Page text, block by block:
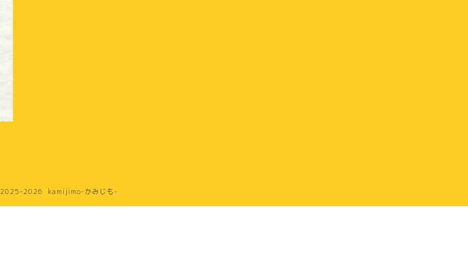
2025–2026 kamijimo-かみじも-